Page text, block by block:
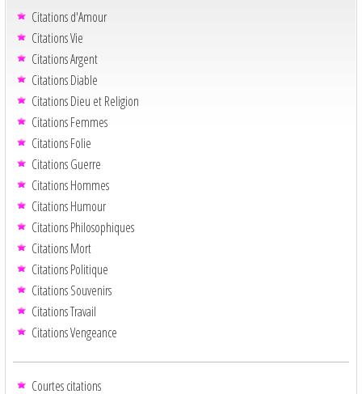
Citations d'Amour
Citations Vie
Citations Argent
Citations Diable
Citations Dieu et Religion
Citations Femmes
Citations Folie
Citations Guerre
Citations Hommes
Citations Humour
Citations Philosophiques
Citations Mort
Citations Politique
Citations Souvenirs
Citations Travail
Citations Vengeance
Courtes citations